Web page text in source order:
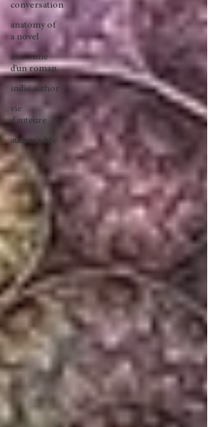
conversation
anatomy of
a novel
anatomie
d'un roman
indie author
vie
d'auteure
author's life